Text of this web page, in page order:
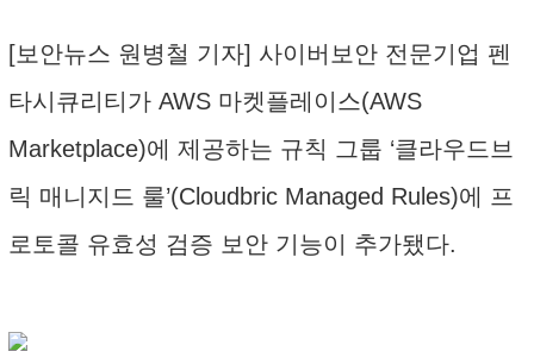
[보안뉴스 원병철 기자] 사이버보안 전문기업 펜
타시큐리티가 AWS 마켓플레이스(AWS
Marketplace)에 제공하는 규칙 그룹 ‘클라우드브
릭 매니지드 룰’(Cloudbric Managed Rules)에 프
로토콜 유효성 검증 보안 기능이 추가됐다.